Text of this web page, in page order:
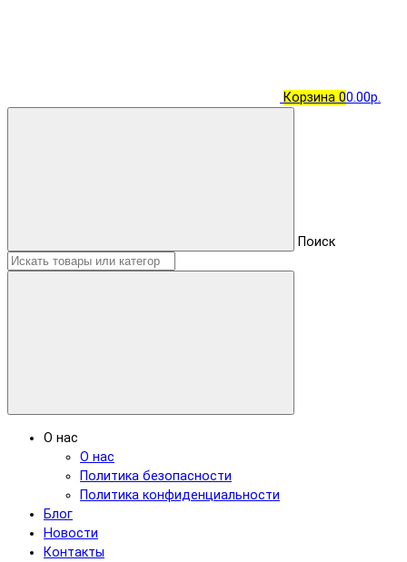
Корзина 00.00р.
Поиск
О нас
О нас
Политика безопасности
Политика конфиденциальности
Блог
Новости
Контакты